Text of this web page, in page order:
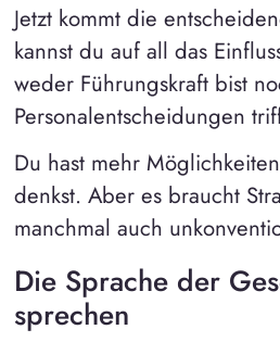
Jetzt kommt die
kannst du auf all das
weder Führungskraft bist
Personalentscheidungen
Du hast mehr
denkst. Aber es braucht
manchmal auch
Die Sprache der
sprechen